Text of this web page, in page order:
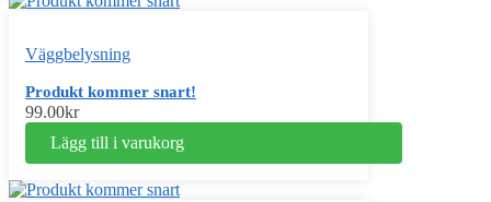
Väggbelysning
Produkt kommer snart!
99.00kr
Lägg till i varukorg